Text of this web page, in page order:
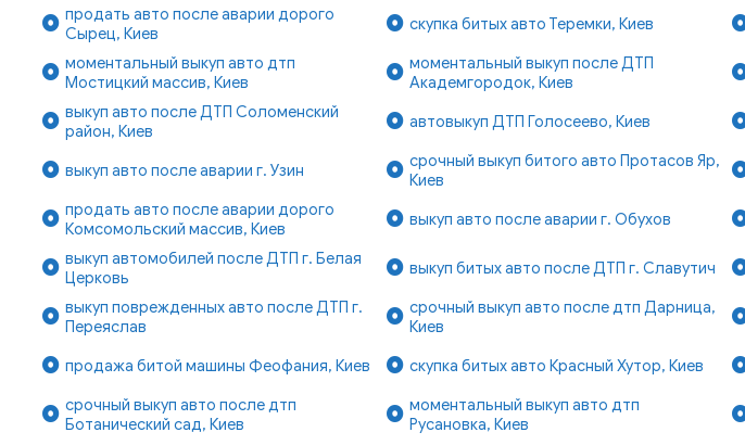
продать авто после аварии дорого
Сырец, Киев
скупка битых авто Теремки, Киев
моментальный выкуп авто дтп
Мостицкий массив, Киев
моментальный выкуп после ДТП
Академгородок, Киев
выкуп авто после ДТП Соломенский
район, Киев
автовыкуп ДТП Голосеево, Киев
выкуп авто после аварии г. Узин
срочный выкуп битого авто Протасов Яр,
Киев
продать авто после аварии дорого
Комсомольский массив, Киев
выкуп авто после аварии г. Обухов
выкуп автомобилей после ДТП г. Белая
Церковь
выкуп битых авто после ДТП г. Славутич
выкуп поврежденных авто после ДТП г.
Переяслав
срочный выкуп авто после дтп Дарница,
Киев
продажа битой машины Феофания, Киев
скупка битых авто Красный Хутор, Киев
срочный выкуп авто после дтп
Ботанический сад, Киев
моментальный выкуп авто дтп
Русановка, Киев